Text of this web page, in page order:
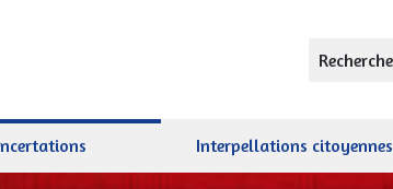
Rechercher
Interpellations citoyennes